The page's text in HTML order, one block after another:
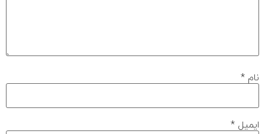
نام *
ایمیل *